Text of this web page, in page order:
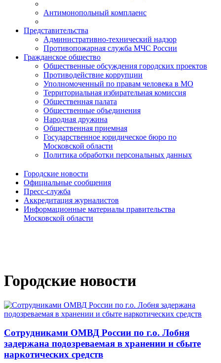
Антимонопольный комплаенс
Представительства
Административно-технический надзор
Противопожарная служба МЧС России
Гражданское общество
Общественные обсуждения городских проектов
Противодействие коррупции
Уполномоченный по правам человека в МО
Территориальная избирательная комиссия
Общественная палата
Общественные объединения
Народная дружина
Общественная приемная
Государственное юридическое бюро по
Московской области
Политика обработки персональных данных
Городские новости
Официальные сообщения
Пресс-служба
Аккредитация журналистов
Информационные материалы правительства
Московской области
Городские новости
Сотрудниками ОМВД России по г.о. Лобня
задержана подозреваемая в хранении и сбыте
наркотических средств